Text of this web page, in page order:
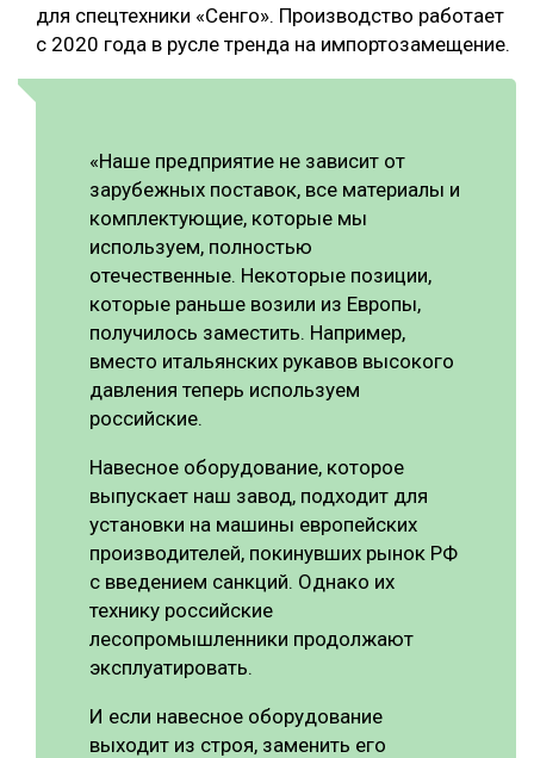
для спецтехники «Сенго». Производство работает
с 2020 года в русле тренда на импортозамещение.
«Наше предприятие не зависит от
зарубежных поставок, все материалы и
комплектующие, которые мы
используем, полностью
отечественные. Некоторые позиции,
которые раньше возили из Европы,
получилось заместить. Например,
вместо итальянских рукавов высокого
давления теперь используем
российские.
Навесное оборудование, которое
выпускает наш завод, подходит для
установки на машины европейских
производителей, покинувших рынок РФ
с введением санкций. Однако их
технику российские
лесопромышленники продолжают
эксплуатировать.
И если навесное оборудование
выходит из строя, заменить его